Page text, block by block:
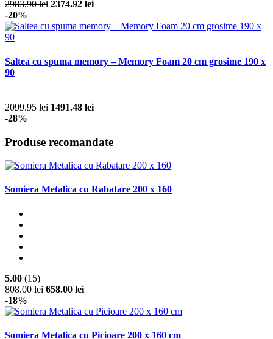
2983.90 lei 2374.92 lei
-20%
Saltea cu spuma memory – Memory Foam 20 cm grosime 190 x
90
2099.95 lei 1491.48 lei
-28%
Produse recomandate
Somiera Metalica cu Rabatare 200 x 160
5.00 (15)
808.00 lei 658.00 lei
-18%
Somiera Metalica cu Picioare 200 x 160 cm